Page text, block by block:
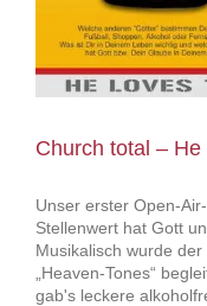
Church total –
Unser erster Open-
Stellenwert hat Gott
Musikalisch wurde
„Heaven-Tones“
gab's leckere